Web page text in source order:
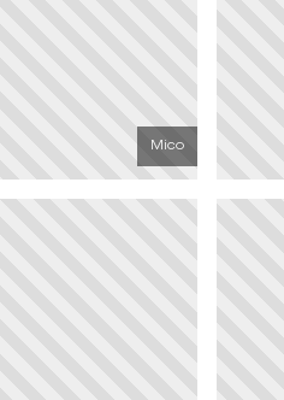
Mico